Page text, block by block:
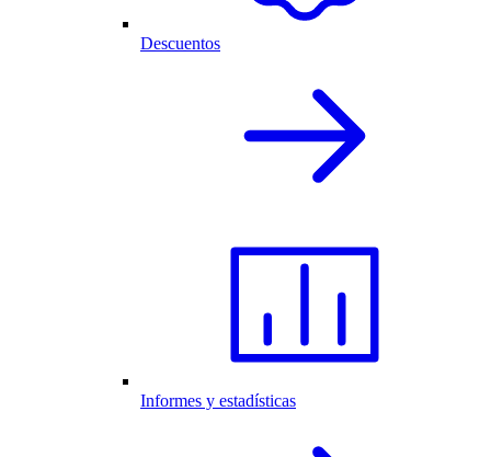
Descuentos
Informes y estadísticas